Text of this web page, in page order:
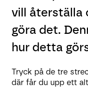
vill återställa
göra det.
hur detta
Tryck på de tre
där får du upp ett